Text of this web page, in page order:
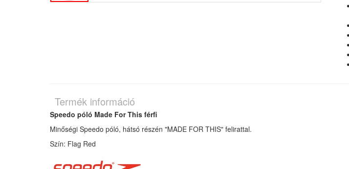
Termék információ
Speedo póló Made For This férfi
Minőségi Speedo póló, hátsó részén "MADE FOR THIS" felirattal.
Szín: Flag Red